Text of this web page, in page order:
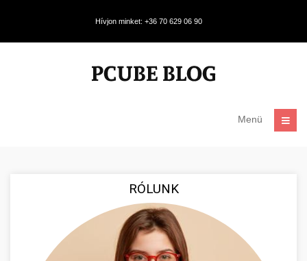
Hívjon minket: +36 70 629 06 90
Menü
RÓLUNK